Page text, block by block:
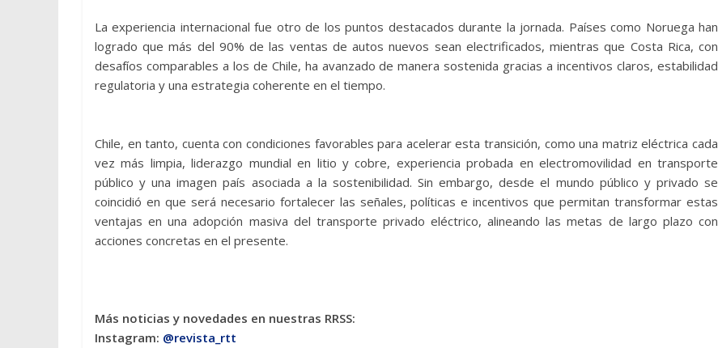
La experiencia internacional fue otro de los puntos destacados durante la jornada. Países como Noruega han
logrado que más del 90% de las ventas de autos nuevos sean electrificados, mientras que Costa Rica, con
desafíos comparables a los de Chile, ha avanzado de manera sostenida gracias a incentivos claros, estabilidad
regulatoria y una estrategia coherente en el tiempo.
Chile, en tanto, cuenta con condiciones favorables para acelerar esta transición, como una matriz eléctrica cada
vez más limpia, liderazgo mundial en litio y cobre, experiencia probada en electromovilidad en transporte
público y una imagen país asociada a la sostenibilidad. Sin embargo, desde el mundo público y privado se
coincidió en que será necesario fortalecer las señales, políticas e incentivos que permitan transformar estas
ventajas en una adopción masiva del transporte privado eléctrico, alineando las metas de largo plazo con
acciones concretas en el presente.
Más noticias y novedades en nuestras RRSS:
Instagram: @revista_rtt